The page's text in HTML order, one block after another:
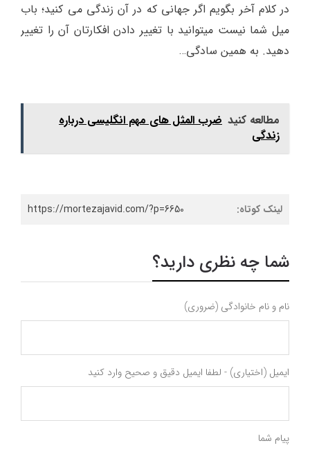
در کلام آخر بگویم اگر جهانی که در آن زندگی می کنید؛ باب
میل شما نیست میتوانید با تغییر دادن افکارتان آن را تغییر
دهید. به همین سادگی…
مطالعه کنید ضرب المثل های مهم انگلیسی درباره
زندگی
لینک کوتاه: https://mortezajavid.com/?p=6650
شما چه نظری دارید؟
نام و نام خانوادگی (ضروری)
ایمیل (اختیاری) - لطفا ایمیل دقیق و صحیح وارد کنید
پیام شما